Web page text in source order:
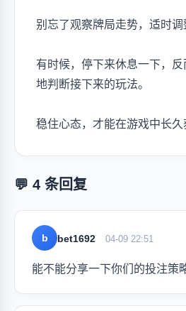
别忘了观察牌局走势，适时调
有时候，停下来休息一下，
地判断接下来的玩法。
稳住心态，才能在游戏中长久
💬 4 条回复
b bet1692 04-09 22:51
能不能分享一下你们的投注策